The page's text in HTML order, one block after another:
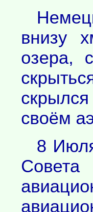
внизу
озера,
своём
8
Совета